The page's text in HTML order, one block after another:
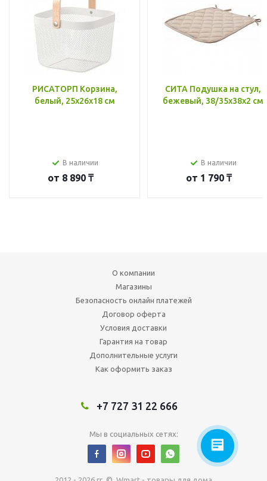
РИСАТОРП Корзина,
белый, 25x26x18 см
В наличии
от 8 890 ₸
СИТА Подушка на стул,
бежевый, 38/35x38x2 см
В наличии
от 1 790 ₸
О компании
Магазины
Безопасность онлайн платежей
Договор оферта
Условия доставки
Гарантия на товар
Дополнительные услуги
Как оформить заказ
+7 727 31 22 666
Мы в социальных сетях: